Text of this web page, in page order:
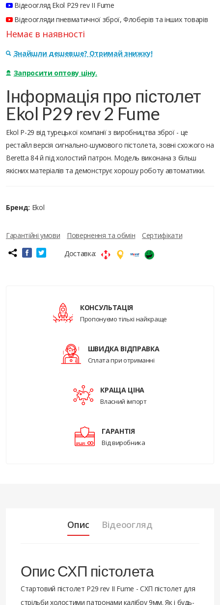
Відеоогляд Ekol P29 rev II Fume
Відеоогляди пневматичної зброї, Флоберів та інших товарів
Немає в наявності
Знайшли дешевше? Отримай знижку!
Запросити оптову ціну.
Інформація про пістолет
Ekol P29 rev 2 Fume
Ekol P-29 від турецької компанії з виробництва зброї - це
рестайл версія сигнально-шумового пістолета, зовні схожого на
Beretta 84 й під холостий патрон. Модель виконана з більш
якісних матеріалів та демонструє хорошу роботу автоматики.
Бренд: Ekol
Гарантійні умови Повернення та обмін
Сертифікати
Доставка:
КОНСУЛЬТАЦІЯ
Пропонуємо тількі найкраще
ШВИДКА ВІДПРАВКА
Сплата при отриманні
КРАЩА ЦІНА
Власний імпорт
ГАРАНТІЯ
Від виробника
Опис Відеоогляд
Опис СХП пістолета
Стартовий пістолет P29 rev II Fume - СХП пістолет для
стрільби холостими патронами калібру 9мм. Як і будь-